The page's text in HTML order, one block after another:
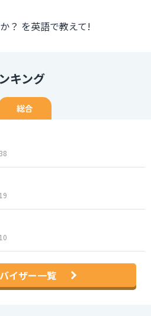
？ を英語で教えて!
キング
総合
イザー一覧